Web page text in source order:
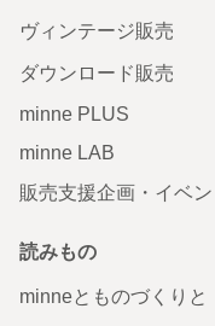
ヴィンテージ販売
ダウンロード販売
minne PLUS
minne LAB
販売支援企画・イベン
読みもの
minneとものづくりと